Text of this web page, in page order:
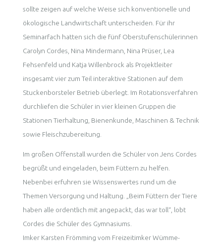
sollte zeigen auf welche Weise sich konventionelle und
ökologische Landwirtschaft unterscheiden. Für ihr
Seminarfach hatten sich die fünf Oberstufenschülerinnen
Carolyn Cordes, Nina Mindermann, Nina Prüser, Lea
Fehsenfeld und Katja Willenbrock als Projektleiter
insgesamt vier zum Teil interaktive Stationen auf dem
Stuckenborsteler Betrieb überlegt. Im Rotationsverfahren
durchliefen die Schüler in vier kleinen Gruppen die
Stationen Tierhaltung, Bienenkunde, Maschinen & Technik
sowie Fleischzubereitung.
Im großen Offenstall wurden die Schüler von Jens Cordes
begrüßt und eingeladen, beim Füttern zu helfen.
Nebenbei erfuhren sie Wissenswertes rund um die
Themen Versorgung und Haltung. „Beim Füttern der Tiere
haben alle ordentlich mit angepackt, das war toll“, lobt
Cordes die Schüler des Gymnasiums.
Imker Karsten Frömming vom Freizeitimker Wümme-